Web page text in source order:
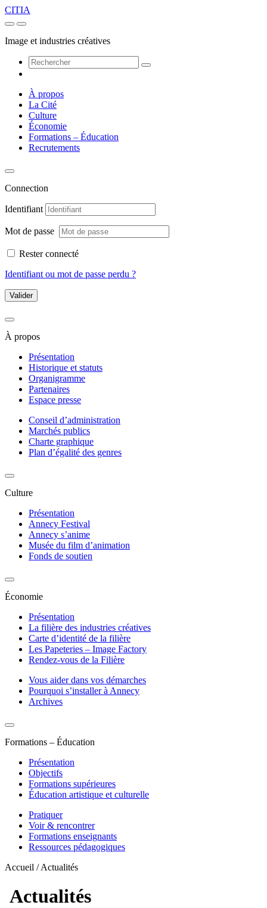
CITIA
Image et industries créatives
À propos
La Cité
Culture
Économie
Formations – Éducation
Recrutements
Connection
Identifiant
Mot de passe
Rester connecté
Identifiant ou mot de passe perdu ?
Valider
À propos
Présentation
Historique et statuts
Organigramme
Partenaires
Espace presse
Conseil d’administration
Marchés publics
Charte graphique
Plan d’égalité des genres
Culture
Présentation
Annecy Festival
Annecy s’anime
Musée du film d’animation
Fonds de soutien
Économie
Présentation
La filière des industries créatives
Carte d’identité de la filière
Les Papeteries – Image Factory
Rendez-vous de la Filière
Vous aider dans vos démarches
Pourquoi s’installer à Annecy
Archives
Formations – Éducation
Présentation
Objectifs
Formations supérieures
Éducation artistique et culturelle
Pratiquer
Voir & rencontrer
Formations enseignants
Ressources pédagogiques
Accueil / Actualités
Actualités